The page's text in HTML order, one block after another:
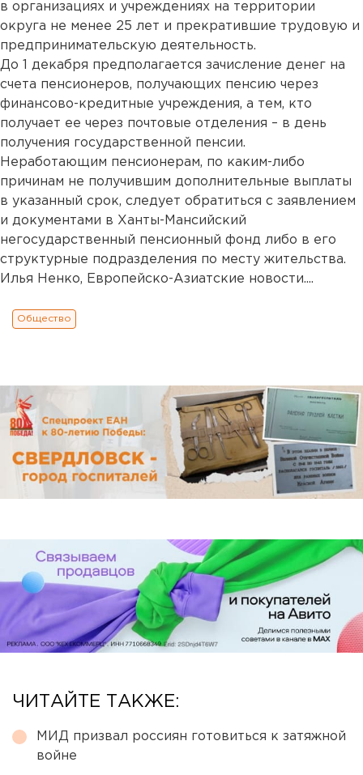
в организациях и учреждениях на территории
округа не менее 25 лет и прекратившие трудовую и
предпринимательскую деятельность.
До 1 декабря предполагается зачисление денег на
счета пенсионеров, получающих пенсию через
финансово-кредитные учреждения, а тем, кто
получает ее через почтовые отделения – в день
получения государственной пенсии.
Неработающим пенсионерам, по каким-либо
причинам не получившим дополнительные выплаты
в указанный срок, следует обратиться с заявлением
и документами в Ханты-Мансийский
негосударственный пенсионный фонд либо в его
структурные подразделения по месту жительства.
Илья Ненко, Европейско-Азиатские новости....
Общество
ЧИТАЙТЕ ТАКЖЕ:
МИД призвал россиян готовиться к затяжной
войне